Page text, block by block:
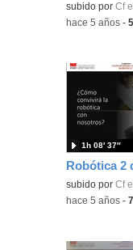
Contenido
subido porCf
-hace 5 años -
Robótica 2
Contenido
subido porCf
1h 08′ 37″
-hace 5 años -